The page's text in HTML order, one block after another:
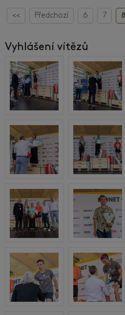
<< Předchozí 6 7 8
Vyhlášení vítězů